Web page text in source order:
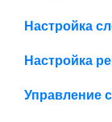
Настройка
Настройка
Управление